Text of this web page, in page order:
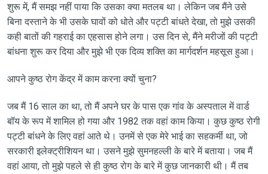
शुरू में, मैं समझ नहीं पाया कि उसका क्या मतलब था। लेकिन जब मैंने उसे
बिना दस्ताने के भी उसके घावों को धोते और पट्टी बांधते देखा, तो मुझे उसकी
कही बातों की गहराई का एहसास होने लगा। उस दिन से, मैंने मरीजों की पट्टी
बांधना शुरू कर दिया और मुझे भी एक दिव्य शक्ति का मार्गदर्शन महसूस हुआ।
आपने कुष्ठ रोग केंद्र में काम करना क्यों चुना?
जब मैं 16 साल का था, तो मैं अपने घर के पास एक गांव के अस्पताल में वार्ड
बॉय के रूप में शामिल हो गया और 1982 तक वहां काम किया। कुछ कुष्ठ रोगी
पट्टी बांधने के लिए वहां आते थे। उनमें से एक मेरे भाई का सहकर्मी था, जो
सरकारी इलेक्ट्रीशियन था। उसने मुझे सुमनहल्ली के बारे में बताया। जब मैं
वहां आया, तो मुझे पहले से ही कुष्ठ रोग के बारे में कुछ जानकारी थी। मैं तब